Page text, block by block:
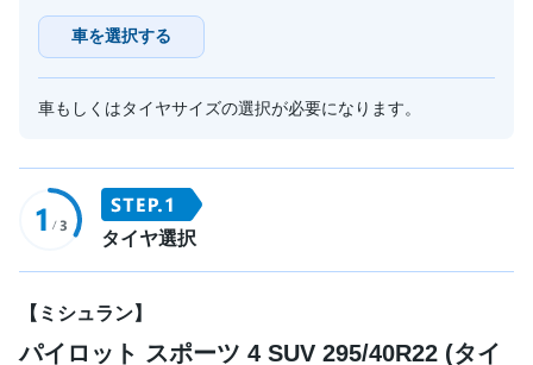
車を選択する
車もしくはタイヤサイズの選択が必要になります。
タイヤ選択
【ミシュラン】
パイロット スポーツ 4 SUV 295/40R22 (タイ